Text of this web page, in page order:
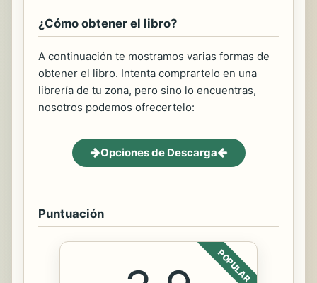
¿Cómo obtener el libro?
A continuación te mostramos varias formas de
obtener el libro. Intenta comprartelo en una
librería de tu zona, pero sino lo encuentras,
nosotros podemos ofrecertelo:
Opciones de Descarga
Puntuación
POPULAR